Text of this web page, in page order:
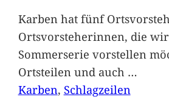
Karben hat fünf
Ortsvorsteherinnen, die
Sommerserie vorstellen
Ortsteilen und auch …
Karben, Schlagzeilen